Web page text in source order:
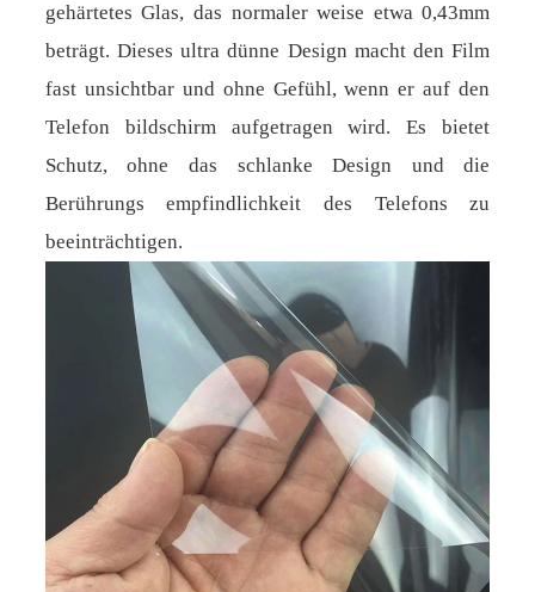
gehärtetes Glas, das normaler weise etwa 0,43mm
beträgt. Dieses ultra dünne Design macht den Film
fast unsichtbar und ohne Gefühl, wenn er auf den
Telefon bildschirm aufgetragen wird. Es bietet
Schutz, ohne das schlanke Design und die
Berührungs empfindlichkeit des Telefons zu
beeinträchtigen.